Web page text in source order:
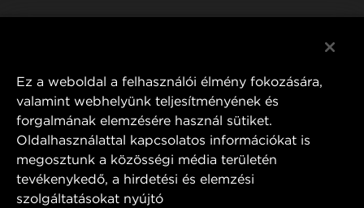
MANN+HUMMEL FT Poland
ul. Wrocławska 145,
63-800 GOSTYŃ, POLAND
Tel. +48 65 572 89 00
Ez a weboldal a felhasználói élmény fokozására,
valamint webhelyünk teljesítményének és
forgalmának elemzésére használ sütiket.
Oldalhasználattal kapcsolatos információkat is
megosztunk a közösségi média területén
tevékenykedő, a hirdetési és elemzési
szolgáltatásokat nyújtó